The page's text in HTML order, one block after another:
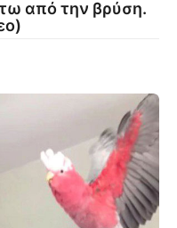
από την βρύση.